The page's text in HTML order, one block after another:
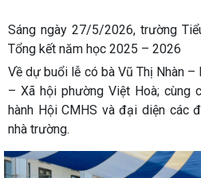
Sáng ngày 27/5/2026, trường
Tổng kết năm học 2025 – 2026
Về dự buổi lễ có bà Vũ Thị Nhàn
– Xã hội phường Việt Hoà; cùng
hành Hội CMHS và đại diện các
nhà trường.